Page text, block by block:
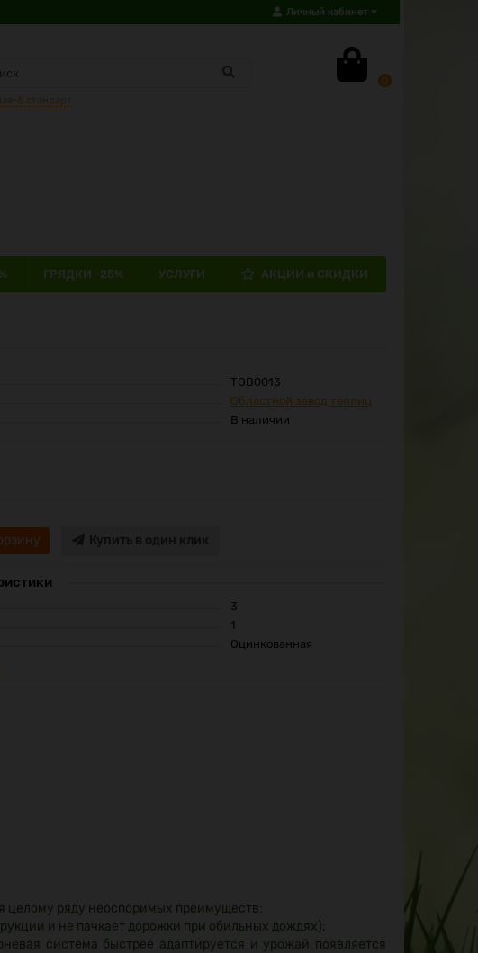
Личный кабинет
0
6 стандарт
ГРЯДКИ -25% УСЛУГИ АКЦИИ и СКИДКИ
ТОВ0013
Областной завод теплиц
В наличии
Купить в один клик
3
1
Оцинкованная
целому ряду неоспоримых преимуществ:
и не пачкает дорожки при обильных дождях);
система быстрее адаптируется и урожай появляется